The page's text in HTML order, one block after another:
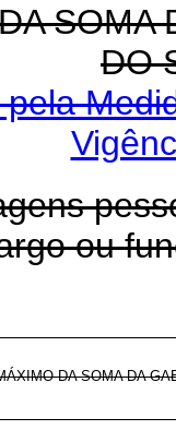
SOMA
DO
ou
DA SOMA DA